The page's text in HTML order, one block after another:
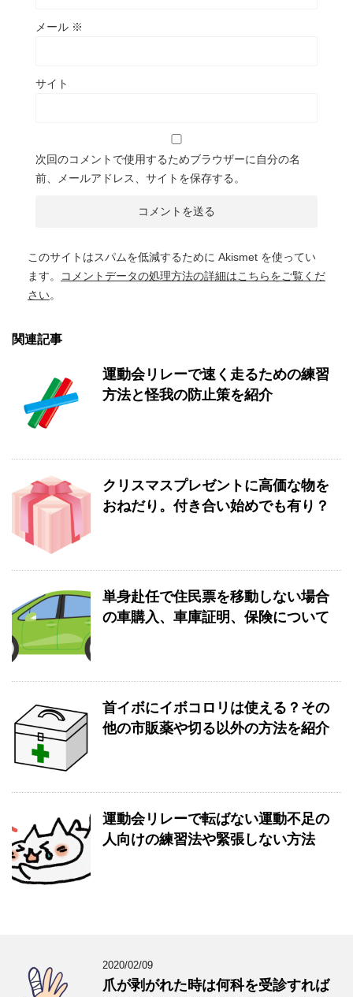
メール ※
サイト
次回のコメントで使用するためブラウザーに自分の名
前、メールアドレス、サイトを保存する。
このサイトはスパムを低減するために Akismet を使ってい
ます。
コメントデータの処理方法の詳細はこちらをご覧くだ
さい。
関連記事
運動会リレーで速く走るための練習
方法と怪我の防止策を紹介
クリスマスプレゼントに高価な物を
おねだり。付き合い始めでも有り？
単身赴任で住民票を移動しない場合
の車購入、車庫証明、保険について
首イボにイボコロリは使える？その
他の市販薬や切る以外の方法を紹介
運動会リレーで転ばない運動不足の
人向けの練習法や緊張しない方法
2020/02/09
爪が剥がれた時は何科を受診すれば